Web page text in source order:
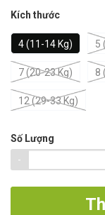
Kích thước
4 (11-14 Kg) 5
7 (20-23 Kg) 8
12 (29-33 Kg)
Số Lượng
-